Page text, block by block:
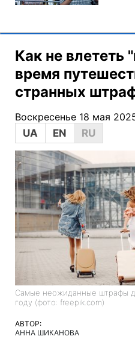
Как не влететь
время
странных
Воскресенье 18 мая
UA
EN RU
Самые неожиданные штрафы
году (фото: freepik.com)
АВТОР:
АННА ШИКАНОВА